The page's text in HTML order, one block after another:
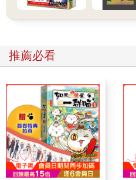
端詳自己的遺體一番……。於是
可一時之間，我卻感到相當詫異
「接著，我發現遺體上那眼皮似
的動作甚至小心翼翼，因為我莫
「我彎下腰時心想：『這是我自
異！……』那張臉似乎變得愈來
時又想到：『這肯定不是我……可
啊！』於是我又更加害怕，那種
深怕那眼睛睜開……。」
推薦必看